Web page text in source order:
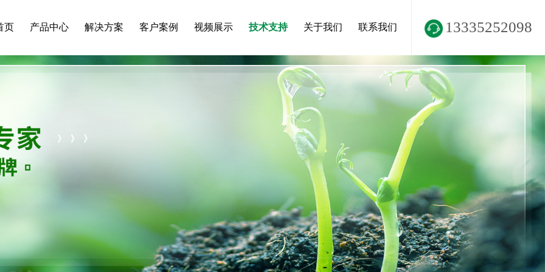
13335252098
页 产品中心 解决方案 客户案例 视频展示 技术支持 关于我们 联系我们